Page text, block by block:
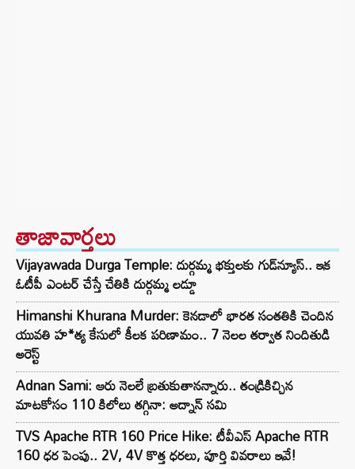
తాజావార్తలు
Vijayawada Durga Temple: దుర్గమ్మ భక్తులకు గుడ్‌న్యూస్.. ఇక
ఓటీపీ ఎంటర్ చేస్తే చేతికి దుర్గమ్మ లడ్డూ
Himanshi Khurana Murder: కెనడాలో భారత సంతతికి చెందిన
యువతి హ*త్య కేసులో కీలక పరిణామం.. 7 నెలల తర్వాత నిందితుడి
అరెస్ట్
Adnan Sami: ఆరు నెలలే బ్రతుకుతానన్నారు.. తండ్రికిచ్చిన
మాటకోసం 110 కిలోలు తగ్గినా: అద్నాన్ సమి
TVS Apache RTR 160 Price Hike: టీవీఎస్ Apache RTR
160 ధర పెంపు.. 2V, 4V కొత్త ధరలు, పూర్తి వివరాలు ఇవే!